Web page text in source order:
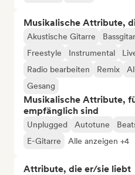
Musikalische Attribute,
Akustische Gitarre
Freestyle
Instrumental
Radio bearbeiten
Remix
Gesang
Musikalische Attribute,
empfänglich sind
Unplugged Autotune
E-Gitarre
Alle anzeigen +4
Attribute, die er/sie liebt